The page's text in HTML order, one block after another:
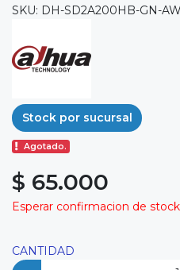
SKU: DH-SD2A200HB-GN-
Stock por sucursal
Agotado.
$ 65.000
Esperar confirmacion de
CANTIDAD